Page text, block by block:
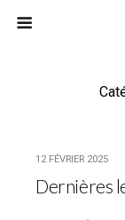
12 FÉVRIER 2025
Dernières